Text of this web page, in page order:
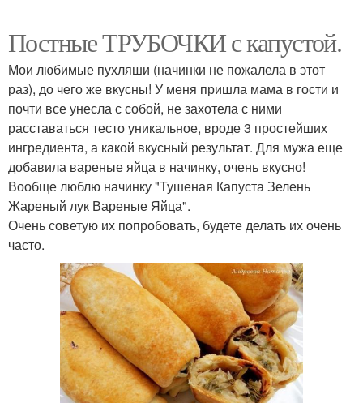
Постные ТРУБОЧКИ с капустой.
Мои любимые пухляши (начинки не пожалела в этот
раз), до чего же вкусны! У меня пришла мама в гости и
почти все унесла с собой, не захотела с ними
расставаться тесто уникальное, вроде 3 простейших
ингредиента, а какой вкусный результат. Для мужа еще
добавила вареные яйца в начинку, очень вкусно!
Вообще люблю начинку "Тушеная Капуста Зелень
Жареный лук Вареные Яйца".
Очень советую их попробовать, будете делать их очень
часто.